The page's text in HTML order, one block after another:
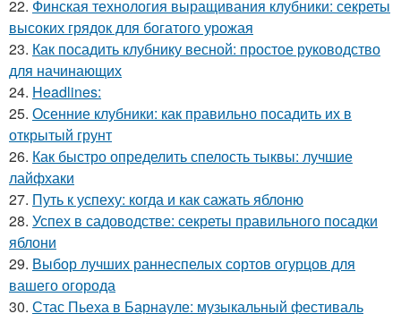
22. Финская технология выращивания клубники: секреты
высоких грядок для богатого урожая
23. Как посадить клубнику весной: простое руководство
для начинающих
24. Headlines:
25. Осенние клубники: как правильно посадить их в
открытый грунт
26. Как быстро определить спелость тыквы: лучшие
лайфхаки
27. Путь к успеху: когда и как сажать яблоню
28. Успех в садоводстве: секреты правильного посадки
яблони
29. Выбор лучших раннеспелых сортов огурцов для
вашего огорода
30. Стас Пьеха в Барнауле: музыкальный фестиваль